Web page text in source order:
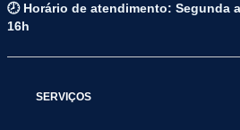
🕗 Horário de atendimento: Segunda
16h
SERVIÇOS